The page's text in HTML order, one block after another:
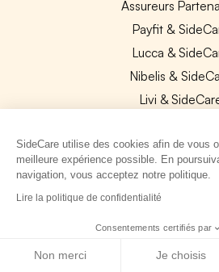
Assureurs
Payfit &
Lucca &
Nibelis &
Livi &
API &
API SideCare
Les SIRH / Systèmes de
A PROPOS
SideCare utilise des cookies afin de vous
meilleure expérience possible. En
navigation, vous acceptez notre politique.
Lire la politique de confidentialité
Consentements certifiés par
Non merci Je choisis